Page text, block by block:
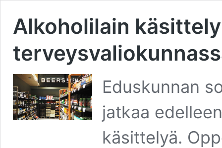
Alkoholilain
Eduskunnan
jatkaa
käsittelyä.